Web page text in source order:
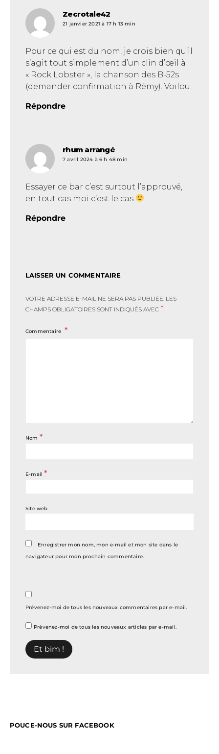
Zecrotale42
21 janvier 2021 à 17 h 13 min
Pour ce qui est du nom, je crois bien qu’il
s’agit tout simplement d’un clin d’œil à
« Rock Lobster », la chanson des B-52s
(demander confirmation à Rémy). Voilou.
Répondre
rhum arrangé
7 avril 2024 à 6 h 48 min
Essayer ce bar c’est surtout l’approuvé,
en tout cas moi c’est le cas
Répondre
LAISSER UN COMMENTAIRE
VOTRE ADRESSE E-MAIL NE SERA PAS PUBLIÉE. LES
CHAMPS OBLIGATOIRES SONT INDIQUÉS AVEC *
Commentaire
Nom *
E-mail*
Site web
Enregistrer mon nom, mon e-mail et mon site dans le
navigateur pour mon prochain commentaire.
Prévenez-moi de tous les nouveaux commentaires par e-mail.
Prévenez-moi de tous les nouveaux articles par e-mail.
POUCE-NOUS SUR FACEBOOK